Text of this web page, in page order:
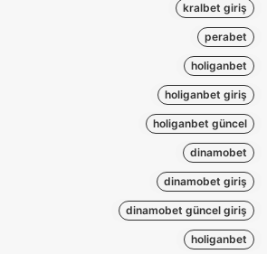
kralbet giriş
perabet
holiganbet
holiganbet giriş
holiganbet güncel
dinamobet
dinamobet giriş
dinamobet güncel giriş
holiganbet